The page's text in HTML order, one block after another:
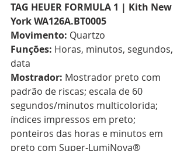
TAG HEUER FORMULA 1 | Kith New
York WA126A.BT0005
Movimento: Quartzo
Funções: Horas, minutos, segundos,
data
Mostrador: Mostrador preto com
padrão de riscas; escala de 60
segundos/minutos multicolorida;
índices impressos em preto;
ponteiros das horas e minutos em
preto com Super-LumiNova®